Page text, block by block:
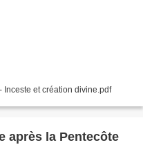
et création divine.pdf
après la Pentecôte